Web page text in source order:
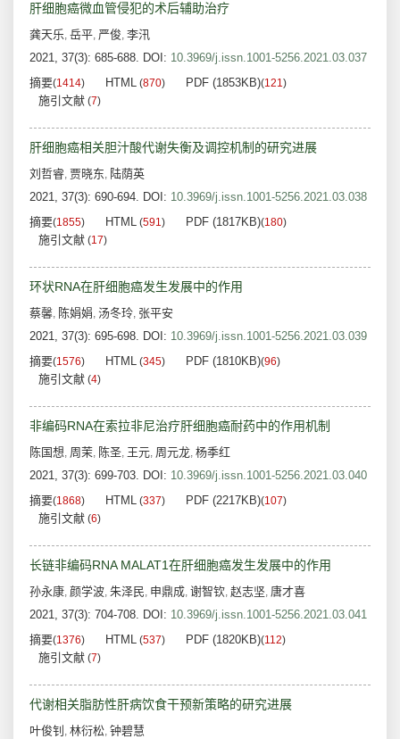
肝细胞癌微血管侵犯的术后辅助治疗
龚天乐, 岳平, 严俊, 李汛
2021, 37(3): 685-688. DOI: 10.3969/j.issn.1001-5256.2021.03.037
摘要(1414) HTML (870) PDF (1853KB)(121)
施引文献 (7)
肝细胞癌相关胆汁酸代谢失衡及调控机制的研究进展
刘哲睿, 贾晓东, 陆荫英
2021, 37(3): 690-694. DOI: 10.3969/j.issn.1001-5256.2021.03.038
摘要(1855) HTML (591) PDF (1817KB)(180)
施引文献 (17)
环状RNA在肝细胞癌发生发展中的作用
蔡馨, 陈娟娟, 汤冬玲, 张平安
2021, 37(3): 695-698. DOI: 10.3969/j.issn.1001-5256.2021.03.039
摘要(1576) HTML (345) PDF (1810KB)(96)
施引文献 (4)
非编码RNA在索拉非尼治疗肝细胞癌耐药中的作用机制
陈国想, 周茉, 陈圣, 王元, 周元龙, 杨季红
2021, 37(3): 699-703. DOI: 10.3969/j.issn.1001-5256.2021.03.040
摘要(1868) HTML (337) PDF (2217KB)(107)
施引文献 (6)
长链非编码RNA MALAT1在肝细胞癌发生发展中的作用
孙永康, 颜学波, 朱泽民, 申鼎成, 谢智钦, 赵志坚, 唐才喜
2021, 37(3): 704-708. DOI: 10.3969/j.issn.1001-5256.2021.03.041
摘要(1376) HTML (537) PDF (1820KB)(112)
施引文献 (7)
代谢相关脂肪性肝病饮食干预新策略的研究进展
叶俊钊 , 林衍松, 钟碧慧